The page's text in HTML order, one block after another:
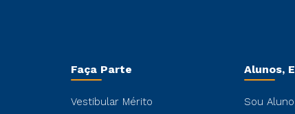
Faça Parte
Vestibular Mérito
Alunos,
Sou Aluno